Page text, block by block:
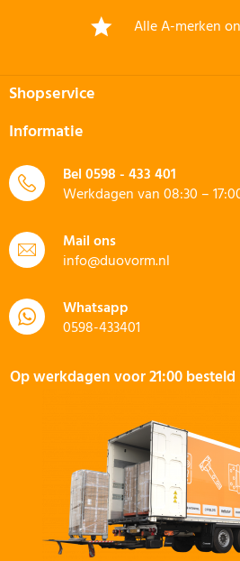
Alle A-merken
Shopservice
Informatie
Bel0598 - 433 401
Werkdagen van 08:30 –
Mail ons
info@duovorm.nl
Whatsapp
0598-433401
Op werkdagen voor 21:00